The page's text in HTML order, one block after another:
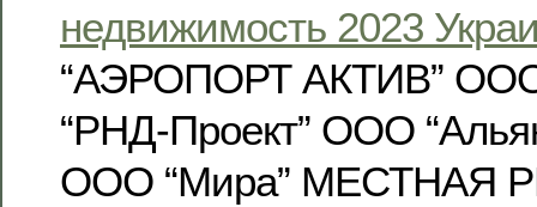
недвижимость 2023
“АЭРОПОРТ АКТИВ”
“РНД-Проект” ООО
ООО “Мира” МЕСТНАЯ